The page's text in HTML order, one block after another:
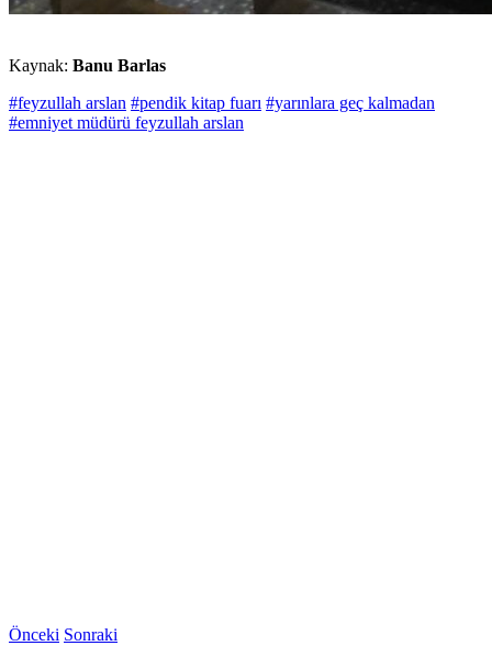
Kaynak: Banu Barlas
#feyzullah arslan #pendik kitap fuarı #yarınlara geç kalmadan
#emniyet müdürü feyzullah arslan
Önceki Sonraki